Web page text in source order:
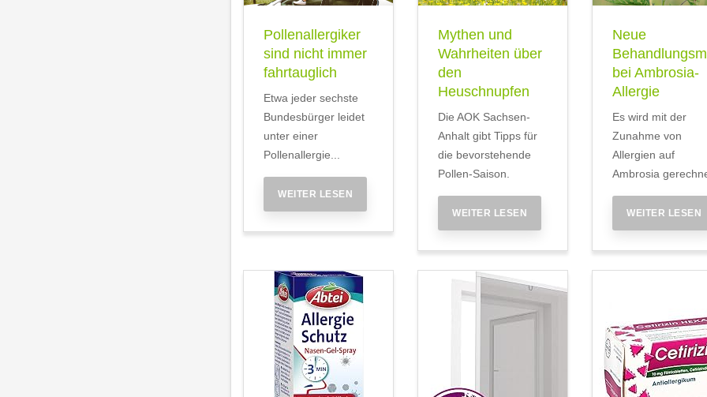
Pollenallergiker
sind nicht immer
fahrtauglich
Etwa jeder sechste
Bundesbürger leidet
unter einer
Pollenallergie...
WEITER LESEN
Mythen und
Wahrheiten über
den
Heuschnupfen
Die AOK Sachsen-
Anhalt gibt Tipps für
die bevorstehende
Pollen-Saison.
WEITER LESEN
Neue
bei Ambrosia-
Allergie
Es wird mit der
Zunahme von
Allergien auf
Ambrosia
WEITER LESEN